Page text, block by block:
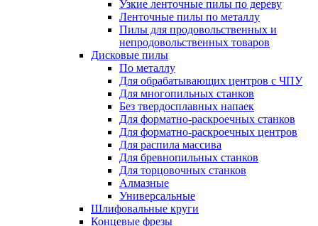
Узкие ленточные пилы по дереву
Ленточные пилы по металлу
Пилы для продовольственных и
непродовольственных товаров
Дисковые пилы
По металлу
Для обрабатывающих центров с ЧПУ
Для многопильных станков
Без твердосплавных напаек
Для форматно-раскроечных станков
Для форматно-раскроечных центров
Для распила массива
Для бревнопильных станков
Для торцовочных станков
Алмазные
Универсальные
Шлифовальные круги
Концевые фрезы